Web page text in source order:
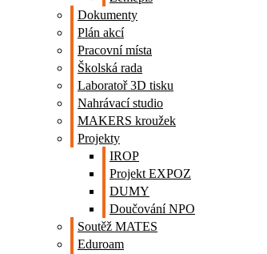
Dokumenty
Plán akcí
Pracovní místa
Školská rada
Laboratoř 3D tisku
Nahrávací studio
MAKERS kroužek
Projekty
IROP
Projekt EXPOZ
DUMY
Doučování NPO
Soutěž MATES
Eduroam